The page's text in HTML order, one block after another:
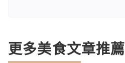
更多美食文章推薦